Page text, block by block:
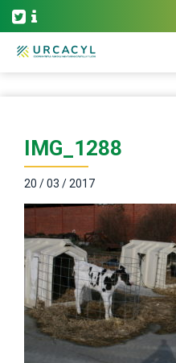
IMG_1288
20 / 03 / 2017